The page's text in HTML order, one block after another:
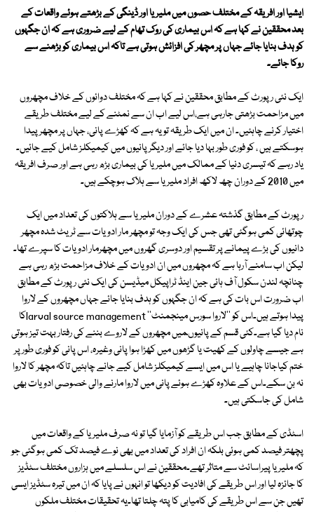
ایشیا اور افریقہ کے مختلف حصوں میں ملیریا اور ڈینگی کے بڑھتے ہوئے واقعات کے
بعد محققین نے کہا ہے کہ اس بیماری کی روک تھام کے لیے ضروری ہے کہ ان جگہوں
کو ہدف بنایا جائے جہاں پر مچھر کی افزائش ہوتی ہے تاکہ اس بیماری کو بڑھنے سے
روکا جائے۔
ایک نئی رپورٹ کے مطابق محققین نے کہا ہے کہ مختلف دوائوں کے خلاف مچھروں
میں مزاحمت بڑھتی جارہی ہے،اس لیے اب ان سے نمٹنے کے لیے مختلف طریقے
اختیار کرنے چاہئیں۔ ان میں ایک طریقہ تو یہ ہے کہ کھڑے پانی، جہاں پر مچھر پیدا
ہوسکتے ہیں ، کو فوری طور بہا دیا جائے اور دیگر پانیوں میں کیمیکلز شامل کیے جائیں۔
یاد رہے کہ تیسری دنیا کے ممالک میں ملیریا کی بیماری بڑھ رہی ہے اور صرف افریقہ
میں 2010 کے دوران چھ لاکھ افراد ملیریا سے ہلاک ہوچکے ہیں۔
رپورٹ کے مطابق گذشتہ عشرے کے دوران ملیریا سے ہلاکتوں کی تعداد میں ایک
چوتھائی کمی ہوگئی تھی جس کی ایک وجہ تو مچھر مار ادویات سے ٹریٹ شدہ مچھر
دانیوں کی بڑے پیمانے پر تقسیم اور دوسری گھروں میں مچھرمار ادویات کا سپرے تھا۔
لیکن اب سامنے آرہا ہے کہ مچھروں میں ان ادویات کے خلاف مزاحمت بڑھ رہی ہے
چنانچہ لندن سکول آف ہائی جین اینڈ ٹراپیکل میڈیسن کی ایک نئی رپورٹ کے مطابق
اب ضرورت اس بات کی ہے کہ ان جگہوں کو ہدف بنایا جائے جہاں مچھروں کے لاروا
پیدا ہوتے ہیں۔اس کو ''لاروا سورس مینجمنٹ'' larval source managementکا
نام دیا گیا ہے۔کئی قسم کے پانیوںمیں مچھروں کے لاروے بننے کی رفتار بہت تیز ہوتی
ہے جیسے چاولوں کے کھیت یا گڑھوں میں کھڑا ہوا پانی وغیرہ، اس پانی کو فوری طورپر
ختم کیاجانا چاہیے یا اس میں ایسے کیمیکلز شامل کیے جانے چاہئیں تاکہ مچھر کا لاروا
نہ بن سکے۔اس کے علاوہ کھڑے ہوئے پانی میں لاروا مارنے والی خصوصی ادویات بھی
شامل کی جاسکتی ہیں۔
اسٹڈی کے مطابق جب اس طریقے کو آزمایا گیا تو نہ صرف ملیریا کے واقعات میں
پچھتر فیصد کمی ہوئی بلکہ ان افراد کی تعداد میں بھی نوے فیصد تک کمی ہوگئی جو
کہ ملیریا پیراسائٹ سے متاثر تھے۔محققین نے اس سلسلے میں ہزاروں مختلف سٹڈیز
کا جائزہ لیا اور اس طریقے کی افادیت کو دیکھا تو انہوں نے پایا کہ ان میں تیرہ سٹڈیز ایسی
تھیں جن سے اس طریقے کی کامیابی کا پتہ چلتا تھا۔یہ تحقیقات مختلف ملکوں